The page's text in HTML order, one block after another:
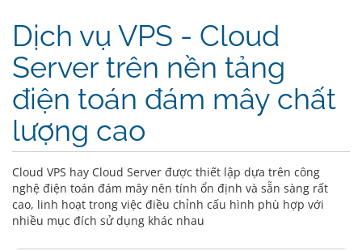
Dịch vụ VPS - Cloud
Server trên nền tảng
điện toán đám mây chất
lượng cao
Cloud VPS hay Cloud Server được thiết lập dựa trên công
nghệ điện toán đám mây nên tính ổn định và sẵn sàng rất
cao, linh hoạt trong việc điều chỉnh cấu hình phù hợp với
nhiều mục đích sử dụng khác nhau